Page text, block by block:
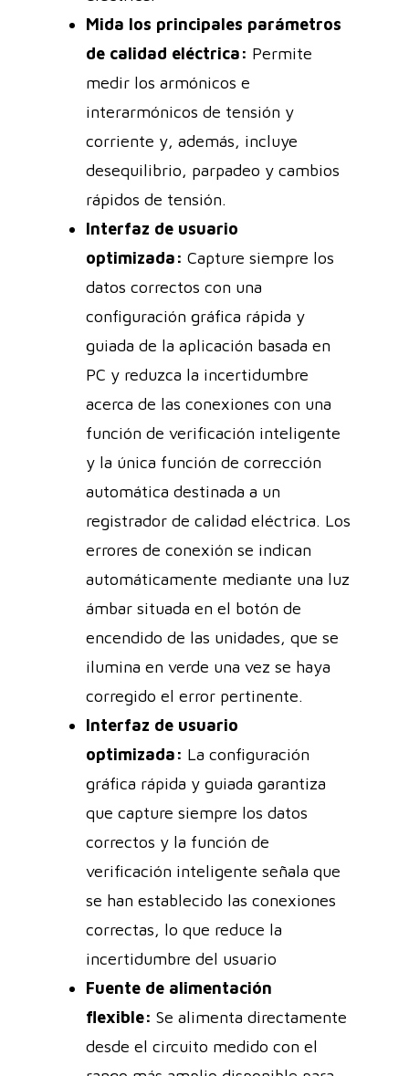
Mida los principales parámetros
de calidad eléctrica: Permite
medir los armónicos e
interarmónicos de tensión y
corriente y, además, incluye
desequilibrio, parpadeo y cambios
rápidos de tensión.
Interfaz de usuario
optimizada: Capture siempre los
datos correctos con una
configuración gráfica rápida y
guiada de la aplicación basada en
PC y reduzca la incertidumbre
acerca de las conexiones con una
función de verificación inteligente
y la única función de corrección
automática destinada a un
registrador de calidad eléctrica. Los
errores de conexión se indican
automáticamente mediante una luz
ámbar situada en el botón de
encendido de las unidades, que se
ilumina en verde una vez se haya
corregido el error pertinente.
Interfaz de usuario
optimizada: La configuración
gráfica rápida y guiada garantiza
que capture siempre los datos
correctos y la función de
verificación inteligente señala que
se han establecido las conexiones
correctas, lo que reduce la
incertidumbre del usuario
Fuente de alimentación
flexible: Se alimenta directamente
desde el circuito medido con el